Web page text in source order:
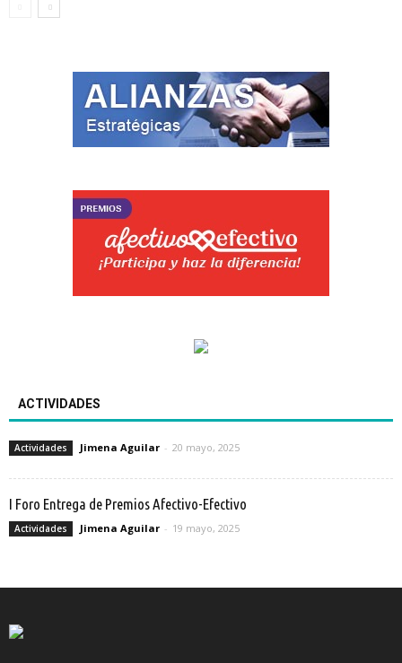
ACTIVIDADES
Actividades Jimena Aguilar - 20 mayo, 2025
I Foro Entrega de Premios Afectivo-Efectivo
Actividades Jimena Aguilar - 19 mayo, 2025